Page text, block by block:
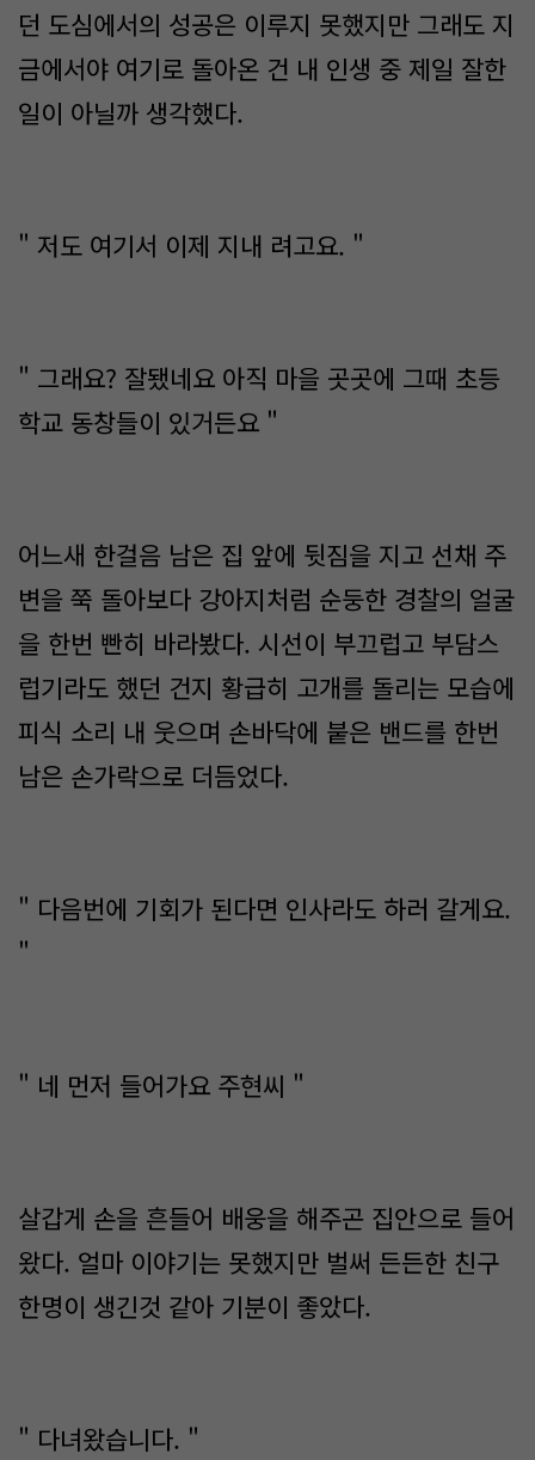
던 도심에서의 성공은 이루지 못했지만 그래도 지
금에서야 여기로 돌아온 건 내 인생 중 제일 잘한
일이 아닐까 생각했다.
" 저도 여기서 이제 지내 려고요. "
" 그래요? 잘됐네요 아직 마을 곳곳에 그때 초등
학교 동창들이 있거든요 "
어느새 한걸음 남은 집 앞에 뒷짐을 지고 선채 주
변을 쭉 돌아보다 강아지처럼 순둥한 경찰의 얼굴
을 한번 빤히 바라봤다. 시선이 부끄럽고 부담스
럽기라도 했던 건지 황급히 고개를 돌리는 모습에
피식 소리 내 웃으며 손바닥에 붙은 밴드를 한번
남은 손가락으로 더듬었다.
" 다음번에 기회가 된다면 인사라도 하러 갈게요.
"
" 네 먼저 들어가요 주현씨 "
살갑게 손을 흔들어 배웅을 해주곤 집안으로 들어
왔다. 얼마 이야기는 못했지만 벌써 든든한 친구
한명이 생긴것 같아 기분이 좋았다.
" 다녀왔습니다. "